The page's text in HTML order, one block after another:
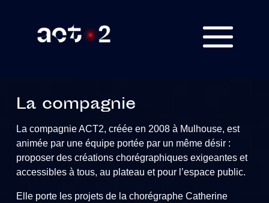
La compagnie
La compagnie ACT2, créée en 2008 à Mulhouse, est
animée par une équipe portée par un même désir :
proposer des créations chorégraphiques exigeantes et
accessibles à tous, au plateau et pour l’espace public.
Elle porte les projets de la chorégraphe Catherine